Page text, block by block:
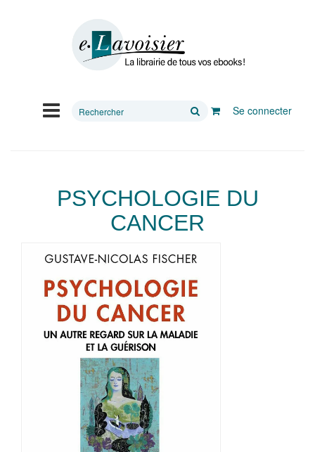
Rechercher
Se connecter
PSYCHOLOGIE DU
CANCER